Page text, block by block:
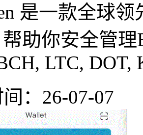
是一款全球
助你安全管理
LTC, DOT,
：26-07-07